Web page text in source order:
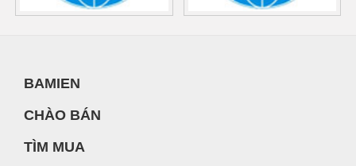
BAMIEN
CHÀO BÁN
TÌM MUA